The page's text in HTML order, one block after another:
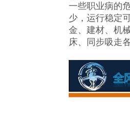
一些职业病的
少，运行稳定
金、建材、机
床、同步吸走